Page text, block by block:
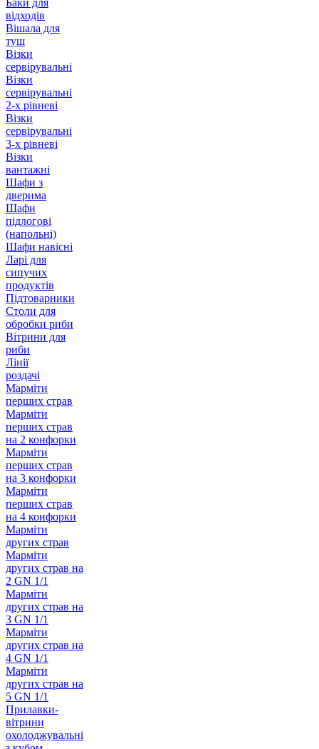
Баки для
відходів
Вішала для
туш
Візки
сервірувальні
Візки
сервірувальні
2-х рівневі
Візки
сервірувальні
3-х рівневі
Візки
вантажні
Шафи з
дверима
Шафи
підлогові
(напольні)
Шафи навісні
Ларі для
сипучих
продуктів
Підтоварники
Столи для
обробки риби
Вітрини для
риби
Лінії
роздачі
Марміти
перших страв
Марміти
перших страв
на 2 конфорки
Марміти
перших страв
на 3 конфорки
Марміти
перших страв
на 4 конфорки
Марміти
других страв
Марміти
других страв на
2 GN 1/1
Марміти
других страв на
3 GN 1/1
Марміти
других страв на
4 GN 1/1
Марміти
других страв на
5 GN 1/1
Прилавки-
вітрини
охолоджувальні